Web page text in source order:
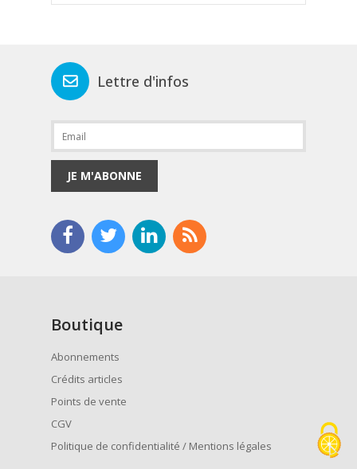
Lettre d'infos
JE M'ABONNE
Boutique
Abonnements
Crédits articles
Points de vente
CGV
Politique de confidentialité / Mentions légales